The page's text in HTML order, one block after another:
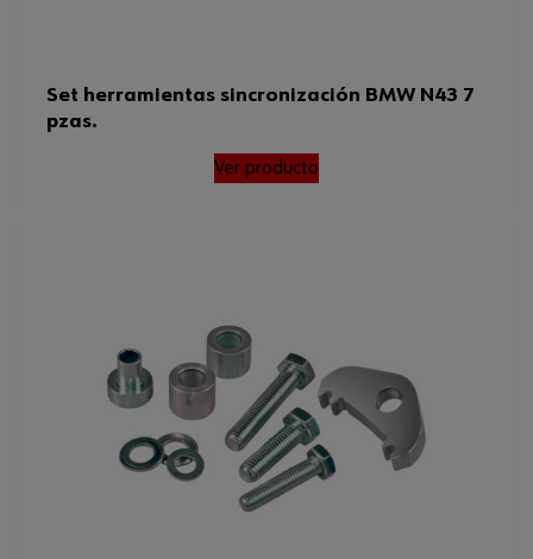
Set herramientas sincronización BMW N43 7
pzas.
Ver producto